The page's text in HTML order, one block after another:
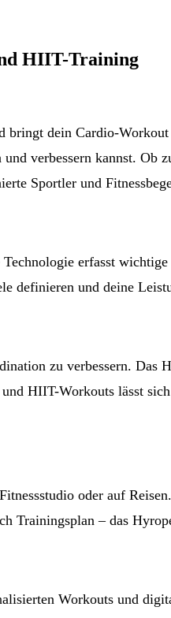
HIIT-Training
dein Cardio-
verbessern kannst. Ob
Sportler und
erfasst
definieren und deine
zu verbessern. Das
HIIT-Workouts lässt
oder auf
Trainingsplan – das
Workouts und